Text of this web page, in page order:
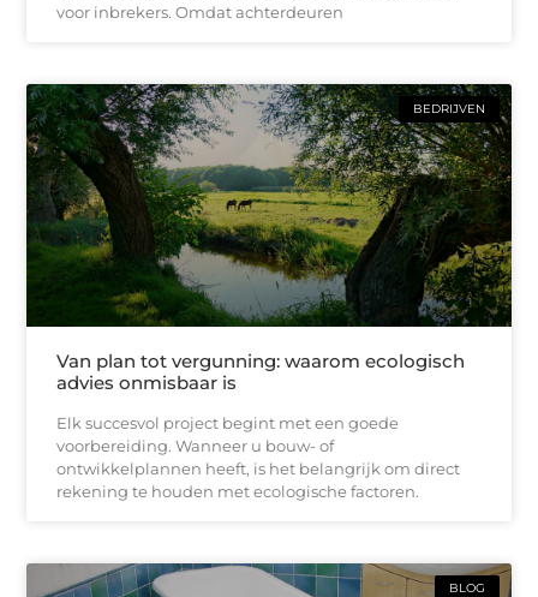
voor inbrekers. Omdat achterdeuren
BEDRIJVEN
Van plan tot vergunning: waarom ecologisch
advies onmisbaar is
Elk succesvol project begint met een goede
voorbereiding. Wanneer u bouw- of
ontwikkelplannen heeft, is het belangrijk om direct
rekening te houden met ecologische factoren.
BLOG